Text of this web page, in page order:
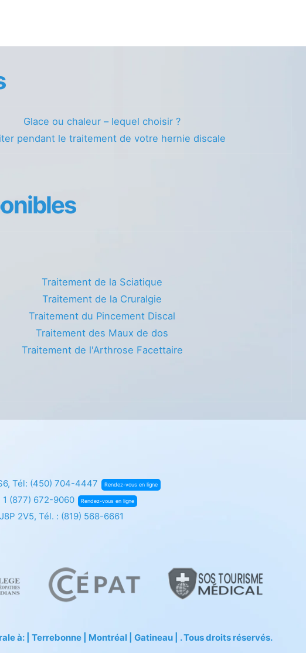
Glace ou chaleur – lequel choisir ?
pendant le traitement de votre hernie discale
Traitement de la Sciatique
Traitement de la Cruralgie
Traitement du Pincement Discal
Traitement des Maux de dos
Traitement de l'Arthrose Facettaire
Tél: (450) 704-4447 Rendez-vous en ligne
1 (877) 672-9060 Rendez-vous en ligne
2V5, Tél. : (819) 568-6661
à: | Terrebonne | Montréal | Gatineau | . Tous droits réservés.